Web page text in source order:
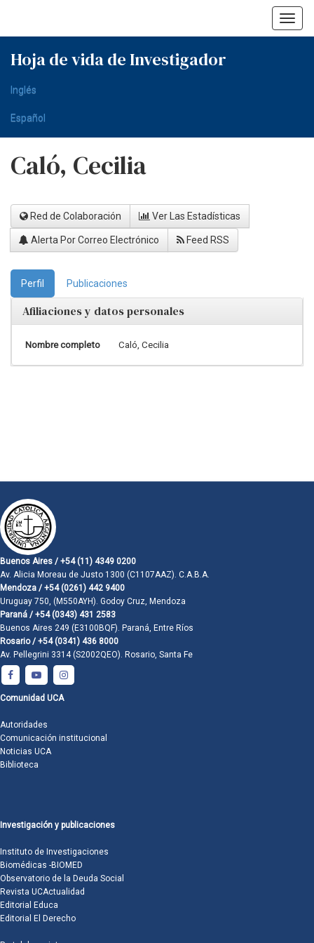
Hoja de vida de Investigador
Inglés
Español
Caló, Cecilia
Red de Colaboración Ver Las Estadísticas
Alerta Por Correo Electrónico Feed RSS
Perfil Publicaciones
Afiliaciones y datos personales
Nombre completo Caló, Cecilia
Buenos Aires / +54 (11) 4349 0200
Av. Alicia Moreau de Justo 1300 (C1107AAZ). C.A.B.A.
Mendoza / +54 (0261) 442 9400
Uruguay 750, (M550AYH). Godoy Cruz, Mendoza
Paraná / +54 (0343) 431 2583
Buenos Aires 249 (E3100BQF). Paraná, Entre Ríos
Rosario / +54 (0341) 436 8000
Av. Pellegrini 3314 (S2002QEO). Rosario, Santa Fe
Comunidad UCA
Autoridades
Comunicación institucional
Noticias UCA
Biblioteca
Investigación y publicaciones
Instituto de Investigaciones
Biomédicas -BIOMED
Observatorio de la Deuda Social
Revista UCActualidad
Editorial Educa
Editorial El Derecho